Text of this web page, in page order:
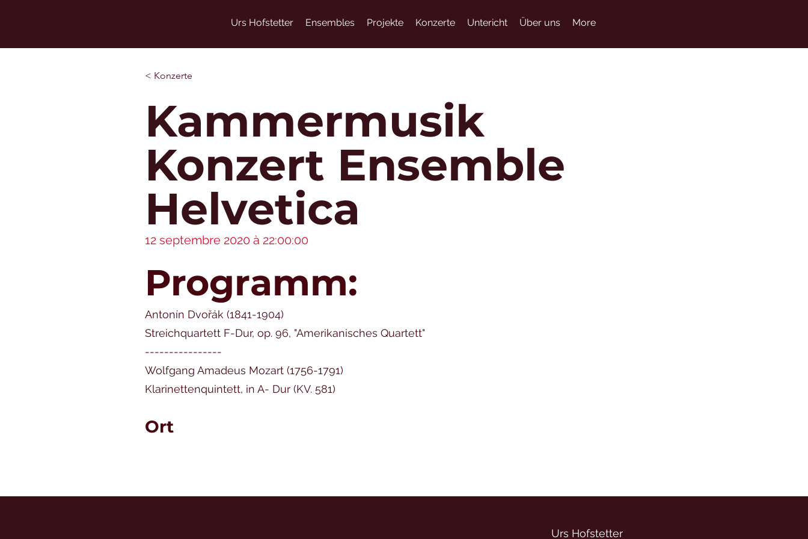
Urs Hofstetter Ensembles Projekte Konzerte Untericht Über uns More
< Konzerte
Kammermusik
Konzert Ensemble
Helvetica
12 septembre 2020 à 22:00:00
Programm:
Antonín Dvořák (1841-1904)
Streichquartett F-Dur, op. 96, "Amerikanisches Quartett"
----------------
Wolfgang Amadeus Mozart (1756-1791)
Klarinettenquintett, in A- Dur (KV. 581)
Ort
Urs Hofstetter